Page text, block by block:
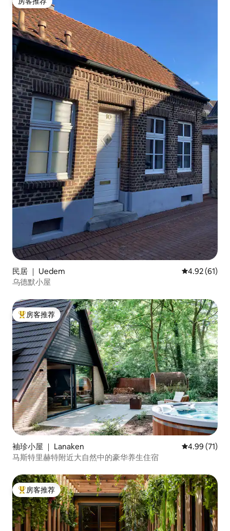
房客推荐
民居 ｜ Uedem 平均评分
4.92 (61)
乌德默小屋
热门「房客推荐」
房客推荐
袖珍小屋 ｜ Lanaken 平均评分
4.99 (71)
马斯特里赫特附近大自然中的豪华养生住宿
热门「房客推荐」
房客推荐